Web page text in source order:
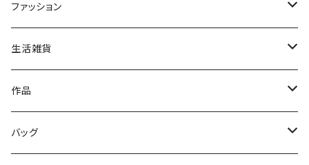
ファッション
トップス
ファッション雑貨
生活雑貨
文具
作品
読み物
バッグ